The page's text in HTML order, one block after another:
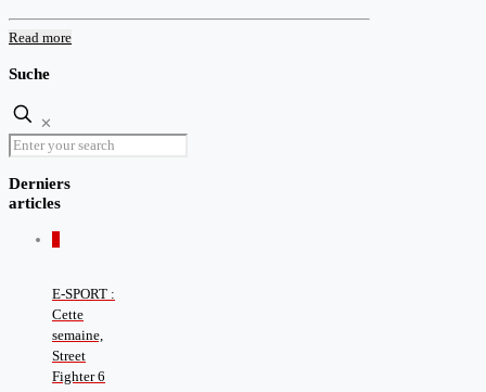
Read more
Suche
✕
Derniers
articles
E-SPORT :
Cette
semaine,
Street
Fighter 6